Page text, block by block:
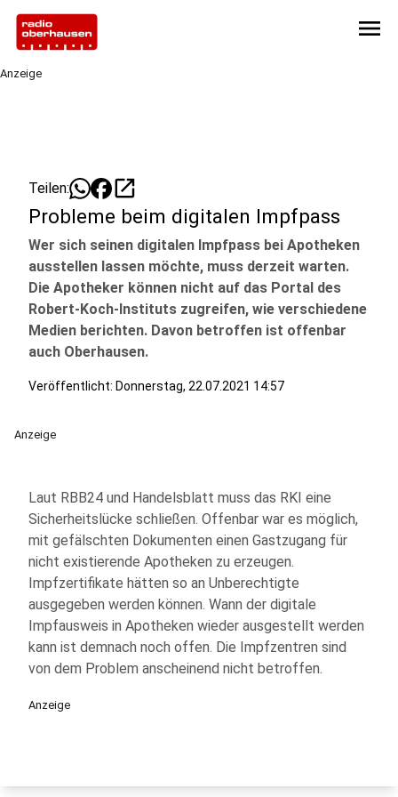
menu
Anzeige
Teilen: open_in_new
Probleme beim digitalen Impfpass
Wer sich seinen digitalen Impfpass bei Apotheken
ausstellen lassen möchte, muss derzeit warten.
Die Apotheker können nicht auf das Portal des
Robert-Koch-Instituts zugreifen, wie verschiedene
Medien berichten. Davon betroffen ist offenbar
auch Oberhausen.
Veröffentlicht: Donnerstag, 22.07.2021 14:57
Anzeige
Laut RBB24 und Handelsblatt muss das RKI eine
Sicherheitslücke schließen. Offenbar war es möglich,
mit gefälschten Dokumenten einen Gastzugang für
nicht existierende Apotheken zu erzeugen.
Impfzertifikate hätten so an Unberechtigte
ausgegeben werden können. Wann der digitale
Impfausweis in Apotheken wieder ausgestellt werden
kann ist demnach noch offen. Die Impfzentren sind
von dem Problem anscheinend nicht betroffen.
Anzeige